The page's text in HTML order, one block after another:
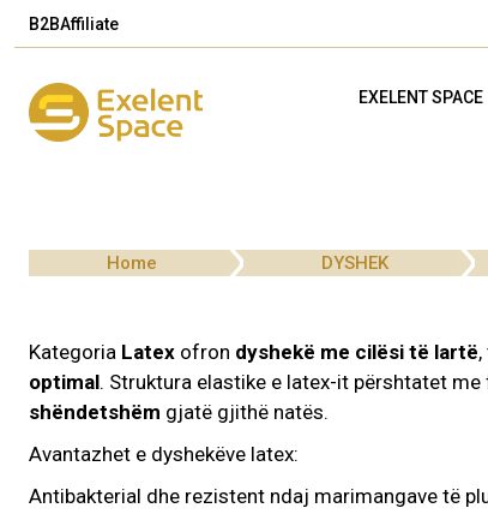
B2BAffiliate
EXELENT SPACE
Home DYSHEK
Kategoria Latex ofron dyshekë me cilësi të lartë
optimal. Struktura elastike e latex-it përshtatet
shëndetshëm gjatë gjithë natës.
Avantazhet e dyshekëve latex:
Antibakterial dhe rezistent ndaj marimangave të